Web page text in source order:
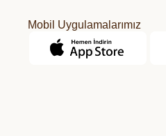
Mobil Uygulamalarımız